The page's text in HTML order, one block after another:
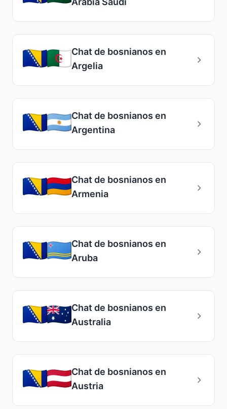
Chat de bosnianos en
Argelia
Chat de bosnianos en
Argentina
Chat de bosnianos en
Armenia
Chat de bosnianos en
Aruba
Chat de bosnianos en
Australia
Chat de bosnianos en
Austria